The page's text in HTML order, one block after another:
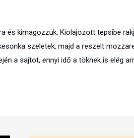
és kimagozzuk. Kiolajozott tepsibe
szeletek, majd a reszelt
a sajtot, ennyi idő a töknek is elég